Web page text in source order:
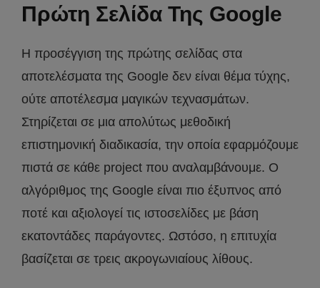
Πρώτη Σελίδα Της Google
Η προσέγγιση της πρώτης σελίδας στα
αποτελέσματα της Google δεν είναι θέμα τύχης,
ούτε αποτέλεσμα μαγικών τεχνασμάτων.
Στηρίζεται σε μια απολύτως μεθοδική
επιστημονική διαδικασία, την οποία εφαρμόζουμε
πιστά σε κάθε project που αναλαμβάνουμε. Ο
αλγόριθμος της Google είναι πιο έξυπνος από
ποτέ και αξιολογεί τις ιστοσελίδες με βάση
εκατοντάδες παράγοντες. Ωστόσο, η επιτυχία
βασίζεται σε τρεις ακρογωνιαίους λίθους.